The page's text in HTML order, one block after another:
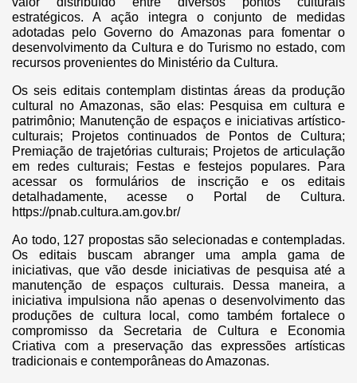
estratégicos. A ação integra o conjunto de medidas
adotadas pelo Governo do Amazonas para fomentar o
desenvolvimento da Cultura e do Turismo no estado, com
recursos provenientes do Ministério da Cultura.
Os seis editais contemplam distintas áreas da produção
cultural no Amazonas, são elas: Pesquisa em cultura e
patrimônio; Manutenção de espaços e iniciativas artístico-
culturais; Projetos continuados de Pontos de Cultura;
Premiação de trajetórias culturais; Projetos de articulação
em redes culturais; Festas e festejos populares. Para
acessar os formulários de inscrição e os editais
detalhadamente, acesse o Portal de Cultura.
https://pnab.cultura.am.gov.br/
Ao todo, 127 propostas são selecionadas e contempladas.
Os editais buscam abranger uma ampla gama de
iniciativas, que vão desde iniciativas de pesquisa até a
manutenção de espaços culturais. Dessa maneira, a
iniciativa impulsiona não apenas o desenvolvimento das
produções de cultura local, como também fortalece o
compromisso da Secretaria de Cultura e Economia
Criativa com a preservação das expressões artísticas
tradicionais e contemporâneas do Amazonas.